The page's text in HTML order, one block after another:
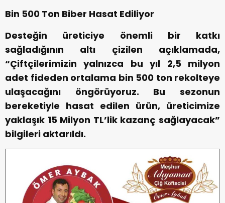
Bin 500 Ton Biber Hasat Ediliyor
Desteğin üreticiye önemli bir katkı
sağladığının altı çizilen açıklamada,
“Çiftçilerimizin yalnızca bu yıl 2,5 milyon
adet fideden ortalama bin 500 ton rekolteye
ulaşacağını öngörüyoruz. Bu sezonun
bereketiyle hasat edilen ürün, üreticimize
yaklaşık 15 Milyon TL’lik kazanç sağlayacak”
bilgileri aktarıldı.